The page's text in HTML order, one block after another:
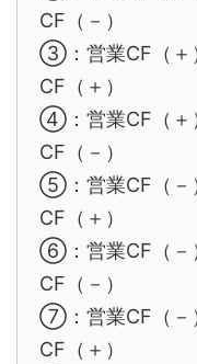
CF（－）
③：営業CF（＋
CF（＋）
④：営業CF（＋
CF（－）
⑤：営業CF（－
CF（＋）
⑥：営業CF（－
CF（－）
⑦：営業CF（－
CF（＋）